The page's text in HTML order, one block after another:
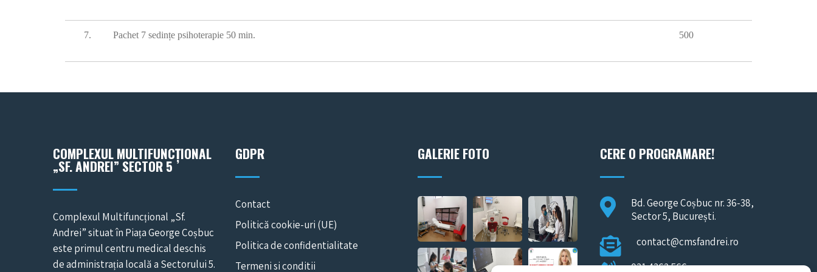
7. Pachet 7 sedințe psihoterapie 50 min. 500
COMPLEXUL MULTIFUNCȚIONAL
„SF. ANDREI” SECTOR 5
Complexul Multifuncțional „Sf.
Andrei” situat în Piața George Coșbuc
este primul centru medical deschis
de administrația locală a Sectorului 5.
GDPR
Contact
Politică cookie-uri (UE)
Politica de confidentialitate
Termeni si conditii
GALERIE FOTO CERE O PROGRAMARE!
Bd. George Coșbuc nr. 36-38,
Sector 5, București.
contact@cmsfandrei.ro
031 4362 566